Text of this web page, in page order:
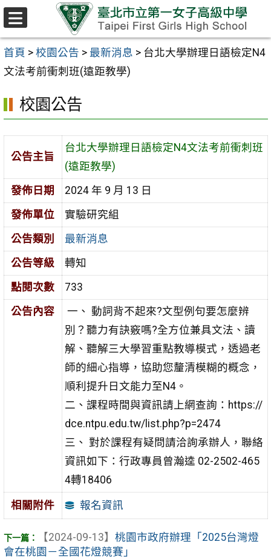
跳至主要內容區
首頁 > 校園公告 > 最新消息 > 台北大學辦理日語檢定N4
文法考前衝刺班(遠距教學)
校園公告
公告主旨
台北大學辦理日語檢定N4文法考前衝刺班
(遠距教學)
發佈日期
2024 年 9 月 13 日
發佈單位
實驗研究組
公告類別
最新消息
公告等級
轉知
點閱次數
733
公告內容
一、 動詞背不起來?文型例句要怎麼辨
別？聽力有訣竅嗎?全方位兼具文法、讀
解、聽解三大學習重點教導模式，透過老
師的細心指導，協助您釐清模糊的概念，
順利提升日文能力至N4。
二、課程時間與資訊請上網查詢：https://
dce.ntpu.edu.tw/list.php?p=2474
三、 對於課程有疑問請洽詢承辦人，聯絡
資訊如下：行政專員 曾瀚逵 02-2502-465
4轉18406
相關附件 報名資訊
【2024-09-13】 桃園市政府辦理「2025台灣燈
會在桃園－全國花燈競賽」
選
單